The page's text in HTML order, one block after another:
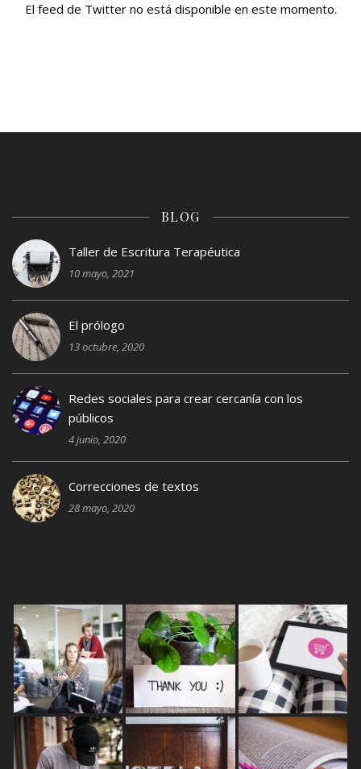
El feed de Twitter no está disponible en este momento.
BLOG
Taller de Escritura Terapéutica
10 mayo, 2021
El prólogo
13 octubre, 2020
Redes sociales para crear cercanía con los
públicos
4 junio, 2020
Correcciones de textos
28 mayo, 2020